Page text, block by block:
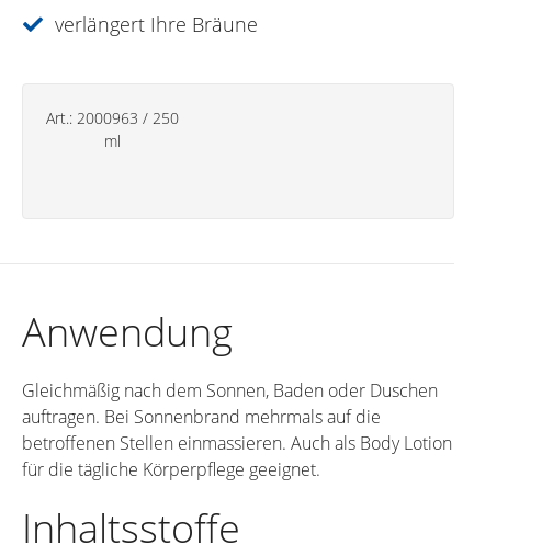
verlängert Ihre Bräune
Art.:2000963 /250
ml
Anwendung
Gleichmäßig nach dem Sonnen, Baden oder Duschen
auftragen. Bei Sonnenbrand mehrmals auf die
betroffenen Stellen einmassieren. Auch als Body Lotion
für die tägliche Körperpflege geeignet.
Inhaltsstoffe